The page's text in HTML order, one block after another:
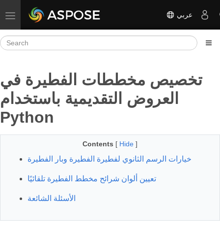
Toggle navigation عربي
تخصيص مخططات الفطيرة في
العروض التقديمية باستخدام
Python
Contents [ Hide ]
خيارات الرسم الثانوي لفطيرة الفطيرة وبار الفطيرة
تعيين ألوان شرائح مخطط الفطيرة تلقائيًا
الأسئلة الشائعة